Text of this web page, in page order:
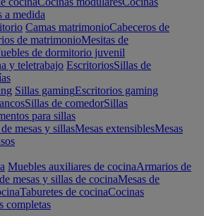
a medida
Camas matrimonioCabeceros de
de matrimonioMesitas de
de dormitorio juvenil
y teletrabajo EscritoriosSillas de
Sillas gamingEscritorios gaming
Sillas de comedorSillas
para sillas
mesas y sillasMesas extensiblesMesas
Muebles auxiliares de cocinaArmarios de
mesas y sillas de cocinaMesas de
Taburetes de cocinaCocinas
completas